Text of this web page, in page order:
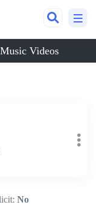
Music Videos
No